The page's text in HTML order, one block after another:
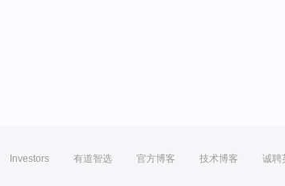
Investors 有道智选 官方博客 技术博客 诚聘